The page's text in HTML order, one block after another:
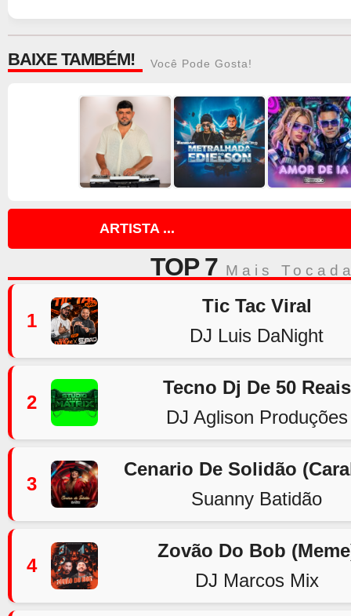
BAIXE TAMBÉM! Você Pode Gosta!
ARTISTA ...
TOP 7 Mais
1
Tic Tac Viral
DJ Luis DaNight
2
Tecno Dj De 50 Reais
DJ Aglison Produções
3
Cenario De Solidão
Suanny Batidão
4
Zovão Do Bob
DJ Marcos Mix